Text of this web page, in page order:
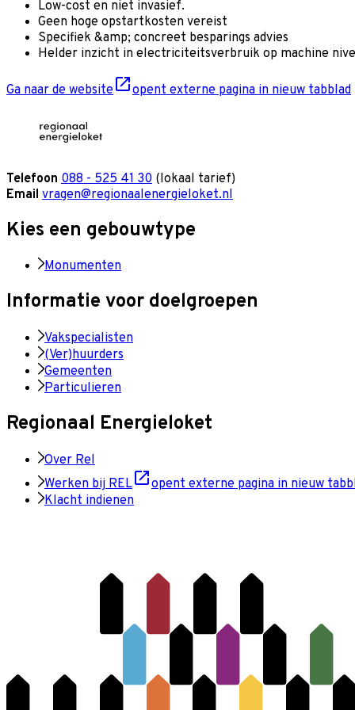
Low-cost en niet invasief.
Geen hoge opstartkosten vereist
Specifiek &amp; concreet besparings advies
Helder inzicht in electriciteitsverbruik op machine
Ga naar de website opent externe pagina in nieuw tabblad
Telefoon 088 - 525 41 30 (lokaal tarief)
Email vragen@regionaalenergieloket.nl
Kies een gebouwtype
Monumenten
Informatie voor doelgroepen
Vakspecialisten
(Ver)huurders
Gemeenten
Particulieren
Regionaal Energieloket
Over Rel
Werken bij REL
opent externe pagina in nieuw
Klacht indienen